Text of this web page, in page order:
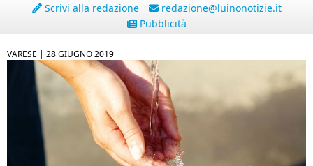
Scrivi alla redazione
redazione@luinonotizie.it
Pubblicità
VARESE | 28 GIUGNO 2019